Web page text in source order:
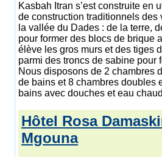
Kasbah Itran s’est construite en
de construction traditionnels des
la vallée du Dades : de la terre,
pour former des blocs de brique
élève les gros murs et des tiges
parmi des troncs de sabine pour
Nous disposons de 2 chambres
de bains et 8 chambres doubles
bains avec douches et eau
Hôtel Rosa
Mgouna